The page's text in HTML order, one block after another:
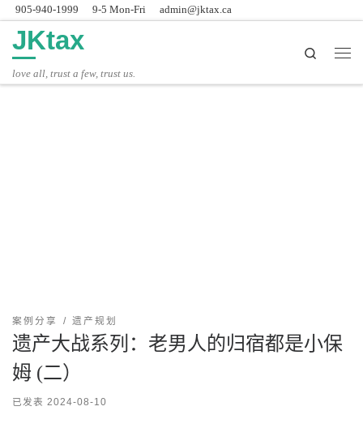
Skip to content
905-940-1999 9-5 Mon-Fri admin@jktax.ca
JKtax
love all, trust a few, trust us.
Search
案例分享 遗产规划
遗产大战系列：老男人的归宿都是小保
姆 (二）
已发表 2024-08-10